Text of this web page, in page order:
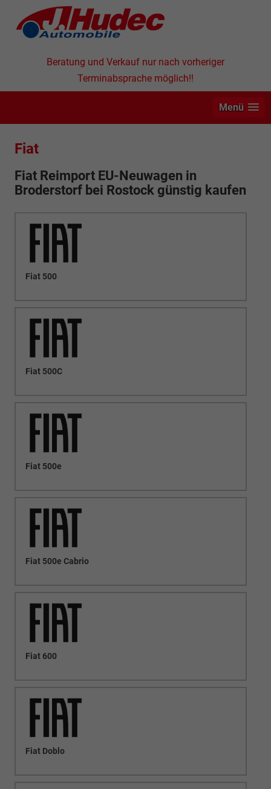
Beratung und Verkauf nur nach vorheriger
Terminabsprache möglich!!
Menü
Fiat
Fiat Reimport EU-Neuwagen in
Broderstorf bei Rostock günstig kaufen
Fiat 500
Fiat 500C
Fiat 500e
Fiat 500e Cabrio
Fiat 600
Fiat Doblo